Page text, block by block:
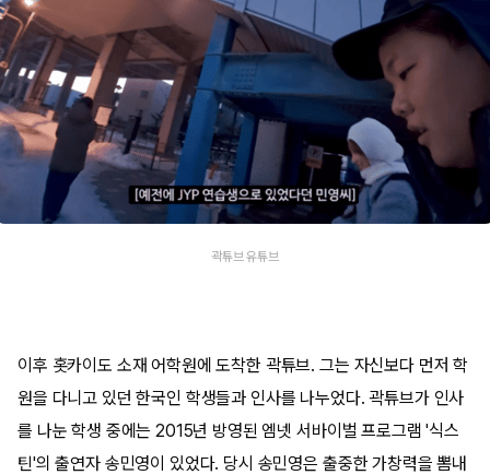
곽튜브 유튜브
이후 홋카이도 소재 어학원에 도착한 곽튜브. 그는 자신보다 먼저 학
원을 다니고 있던 한국인 학생들과 인사를 나누었다. 곽튜브가 인사
를 나눈 학생 중에는 2015년 방영된 엠넷 서바이벌 프로그램 '식스
틴'의 출연자 송민영이 있었다. 당시 송민영은 출중한 가창력을 뽐내